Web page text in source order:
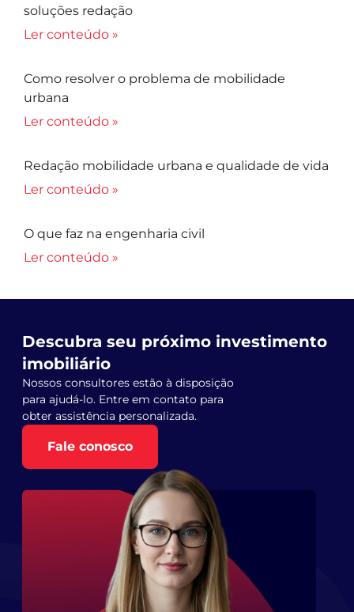
soluções redação
Ler conteúdo »
Como resolver o problema de mobilidade
urbana
Ler conteúdo »
Redação mobilidade urbana e qualidade de vida
Ler conteúdo »
O que faz na engenharia civil
Ler conteúdo »
Descubra seu próximo investimento
imobiliário
Nossos consultores estão à disposição
para ajudá-lo. Entre em contato para
obter assistência personalizada.
Fale conosco